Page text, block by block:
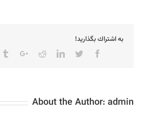
به اشتراك بگذاريد!
Facebook
Twitter
LinkedIn
Reddit
Google+
About the Author: admin